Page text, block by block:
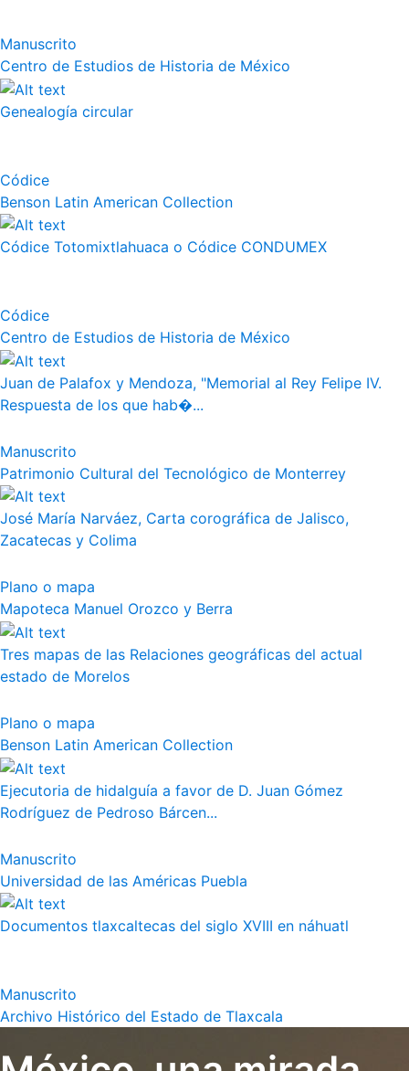
Manuscrito
Centro de Estudios de Historia de México
Genealogía circular
Códice
Benson Latin American Collection
Códice Totomixtlahuaca o Códice CONDUMEX
Códice
Centro de Estudios de Historia de México
Juan de Palafox y Mendoza, "Memorial al Rey Felipe IV.
Respuesta de los que hab�...
Manuscrito
Patrimonio Cultural del Tecnológico de Monterrey
José María Narváez, Carta corográfica de Jalisco,
Zacatecas y Colima
Plano o mapa
Mapoteca Manuel Orozco y Berra
Tres mapas de las Relaciones geográficas del actual
estado de Morelos
Plano o mapa
Benson Latin American Collection
Ejecutoria de hidalguía a favor de D. Juan Gómez
Rodríguez de Pedroso Bárcen...
Manuscrito
Universidad de las Américas Puebla
Documentos tlaxcaltecas del siglo XVIII en náhuatl
Manuscrito
Archivo Histórico del Estado de Tlaxcala